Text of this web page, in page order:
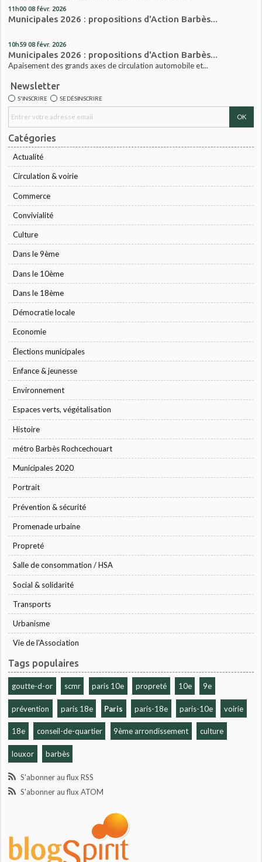
11h00 08 févr. 2026
Municipales 2026 : propositions d'Action Barbès...
10h59 08 févr. 2026
Municipales 2026 : propositions d'Action Barbès...
Apaisement des grands axes de circulation automobile et...
Newsletter
S'INSCRIRE SE DÉSINSCRIRE
Catégories
Actualité
Circulation & voirie
Commerce
Convivialité
Culture
Dans le 9ème
Dans le 10ème
Dans le 18ème
Démocratie locale
Economie
Élections municipales
Enfance & jeunesse
Environnement
Espaces verts, végétalisation
Histoire
métro Barbès Rochcechouart
Municipales 2020
Portrait
Prévention & sécurité
Promenade urbaine
Propreté
Salle de consommation / HSA
Social & solidarité
Transports
Urbanisme
Vie de l'Association
Tags populaires
goutte-d-or scmr paris 10e propreté 10e 9e
prévention paris 18e Paris paris-18e paris-10e voirie
18e conseil-de-quartier 9ème arrondissement culture
louxor barbès
S'abonner au flux RSS
S'abonner au flux ATOM